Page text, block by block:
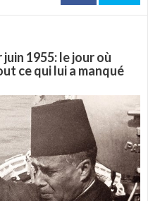
1955: le jour où
ce qui lui a manqué